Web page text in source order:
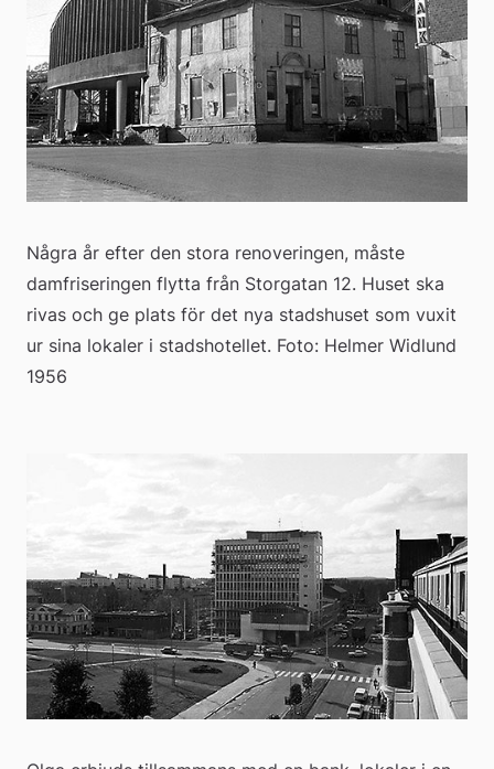
Några år efter den stora renoveringen, måste
damfriseringen flytta från Storgatan 12. Huset ska
rivas och ge plats för det nya stadshuset som vuxit
ur sina lokaler i stadshotellet. Foto: Helmer Widlund
1956